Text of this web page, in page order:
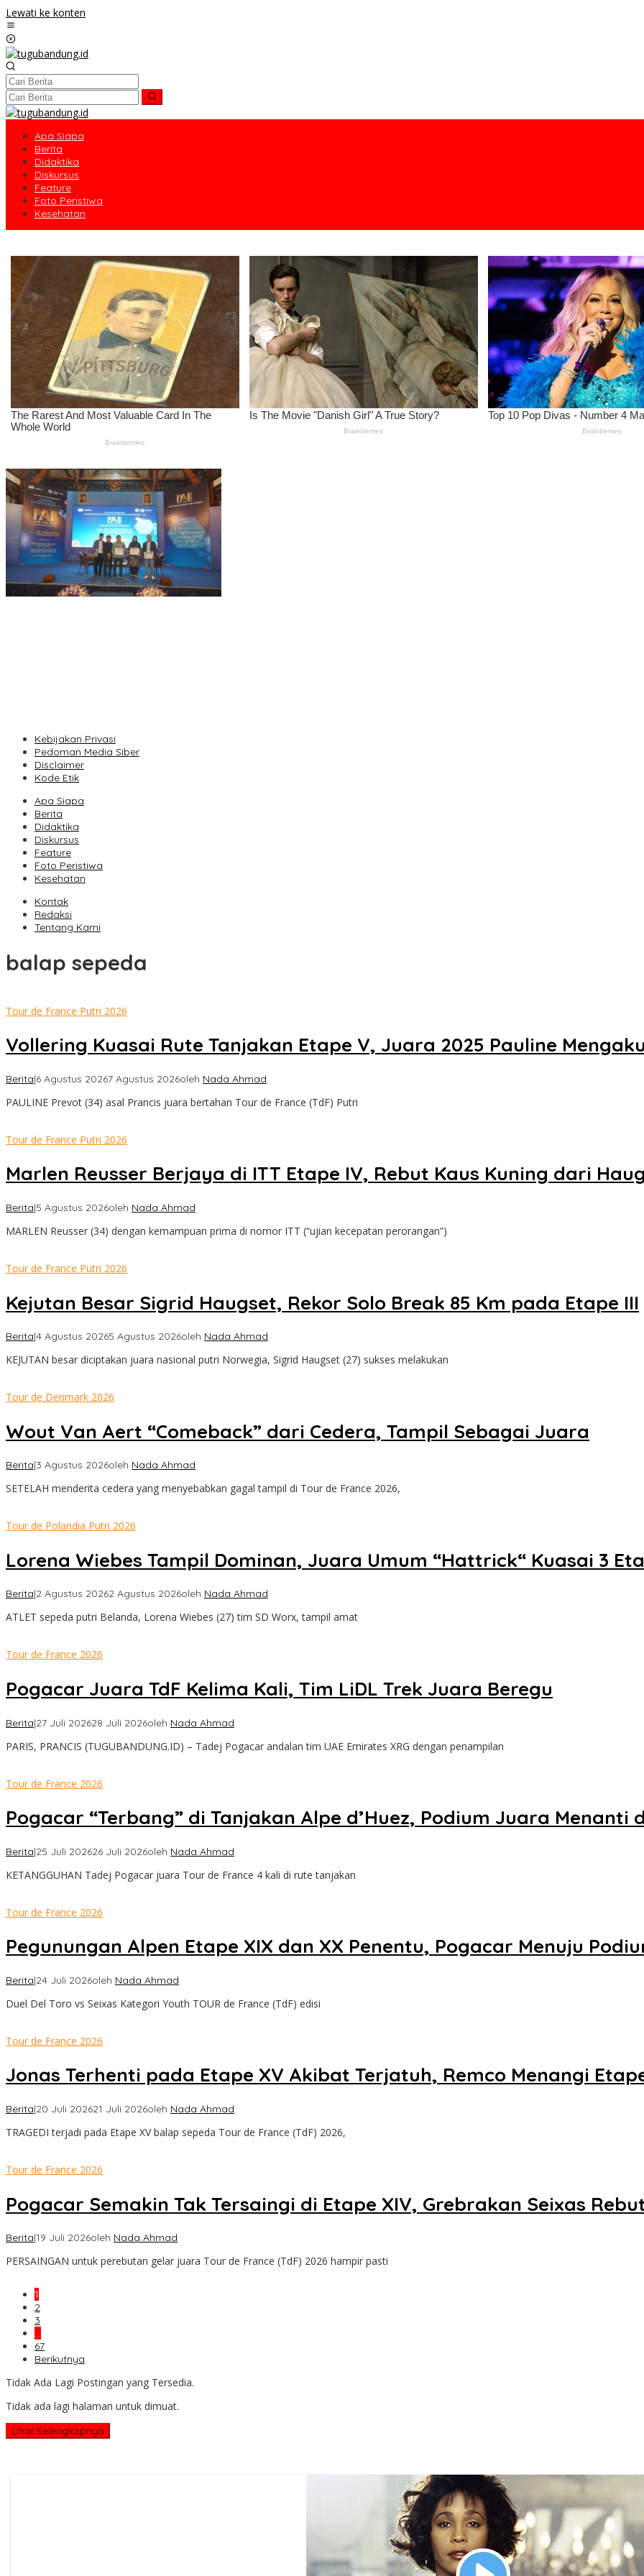
Lewati ke konten
Apa Siapa
Berita
Didaktika
Diskursus
Feature
Foto Peristiwa
Kesehatan
Kebijakan Privasi
Pedoman Media Siber
Disclaimer
Kode Etik
Apa Siapa
Berita
Didaktika
Diskursus
Feature
Foto Peristiwa
Kesehatan
Kontak
Redaksi
Tentang Kami
balap sepeda
Tour de France Putri 2026
Vollering Kuasai Rute Tanjakan Etape V, Juara 2025 Pauline
Berita|6 Agustus 20267 Agustus 2026oleh Nada Ahmad
PAULINE Prevot (34) asal Prancis juara bertahan Tour de France (TdF) Putri
Tour de France Putri 2026
Marlen Reusser Berjaya di ITT Etape IV, Rebut Kaus Kuning dari
Berita|5 Agustus 2026oleh Nada Ahmad
MARLEN Reusser (34) dengan kemampuan prima di nomor ITT (“ujian kecepatan perorangan”)
Tour de France Putri 2026
Kejutan Besar Sigrid Haugset, Rekor Solo Break 85 Km pada Etape III
Berita|4 Agustus 20265 Agustus 2026oleh Nada Ahmad
KEJUTAN besar diciptakan juara nasional putri Norwegia, Sigrid Haugset (27) sukses melakukan
Tour de Denmark 2026
Wout Van Aert “Comeback” dari Cedera, Tampil Sebagai Juara
Berita|3 Agustus 2026oleh Nada Ahmad
SETELAH menderita cedera yang menyebabkan gagal tampil di Tour de France 2026,
Tour de Polandia Putri 2026
Lorena Wiebes Tampil Dominan, Juara Umum “Hattrick“ Kuasai 3
Berita|2 Agustus 20262 Agustus 2026oleh Nada Ahmad
ATLET sepeda putri Belanda, Lorena Wiebes (27) tim SD Worx, tampil amat
Tour de France 2026
Pogacar Juara TdF Kelima Kali, Tim LiDL Trek Juara Beregu
Berita|27 Juli 202628 Juli 2026oleh Nada Ahmad
PARIS, PRANCIS (TUGUBANDUNG.ID) – Tadej Pogacar andalan tim UAE Emirates XRG dengan penampilan
Tour de France 2026
Pogacar “Terbang” di Tanjakan Alpe d’Huez, Podium Juara Menanti
Berita|25 Juli 202626 Juli 2026oleh Nada Ahmad
KETANGGUHAN Tadej Pogacar juara Tour de France 4 kali di rute tanjakan
Tour de France 2026
Pegunungan Alpen Etape XIX dan XX Penentu, Pogacar Menuju
Berita|24 Juli 2026oleh Nada Ahmad
Duel Del Toro vs Seixas Kategori Youth TOUR de France (TdF) edisi
Tour de France 2026
Jonas Terhenti pada Etape XV Akibat Terjatuh, Remco Menangi
Berita|20 Juli 202621 Juli 2026oleh Nada Ahmad
TRAGEDI terjadi pada Etape XV balap sepeda Tour de France (TdF) 2026,
Tour de France 2026
Pogacar Semakin Tak Tersaingi di Etape XIV, Grebrakan Seixas
Berita|19 Juli 2026oleh Nada Ahmad
PERSAINGAN untuk perebutan gelar juara Tour de France (TdF) 2026 hampir pasti
1
2
3
…
67
Berikutnya
Tidak Ada Lagi Postingan yang Tersedia.
Tidak ada lagi halaman untuk dimuat.
Lihat Selengkapnya